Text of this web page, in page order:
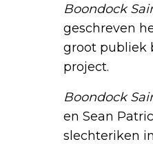
Boondock
geschreven
groot publiek
project.
Boondock
en Sean
slechteriken